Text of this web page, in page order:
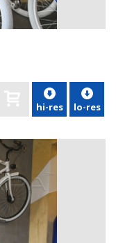
hi-res lo-res